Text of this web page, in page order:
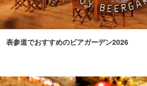
表参道でおすすめのビアガーデン2026